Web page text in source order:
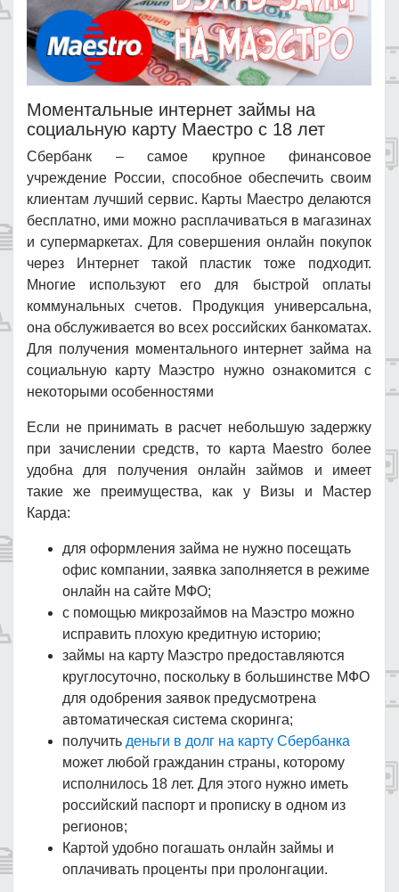
Моментальные интернет займы на
социальную карту Маестро с 18 лет
Сбербанк – самое крупное финансовое
учреждение России, способное обеспечить своим
клиентам лучший сервис. Карты Маестро делаются
бесплатно, ими можно расплачиваться в магазинах
и супермаркетах. Для совершения онлайн покупок
через Интернет такой пластик тоже подходит.
Многие используют его для быстрой оплаты
коммунальных счетов. Продукция универсальна,
она обслуживается во всех российских банкоматах.
Для получения моментального интернет займа на
социальную карту Маэстро нужно ознакомится с
некоторыми особенностями
Если не принимать в расчет небольшую задержку
при зачислении средств, то карта Maestro более
удобна для получения онлайн займов и имеет
такие же преимущества, как у Визы и Мастер
Карда:
для оформления займа не нужно посещать
офис компании, заявка заполняется в режиме
онлайн на сайте МФО;
с помощью микрозаймов на Маэстро можно
исправить плохую кредитную историю;
займы на карту Маэстро предоставляются
круглосуточно, поскольку в большинстве МФО
для одобрения заявок предусмотрена
автоматическая система скоринга;
получить деньги в долг на карту Сбербанка
может любой гражданин страны, которому
исполнилось 18 лет. Для этого нужно иметь
российский паспорт и прописку в одном из
регионов;
Картой удобно погашать онлайн займы и
оплачивать проценты при пролонгации.